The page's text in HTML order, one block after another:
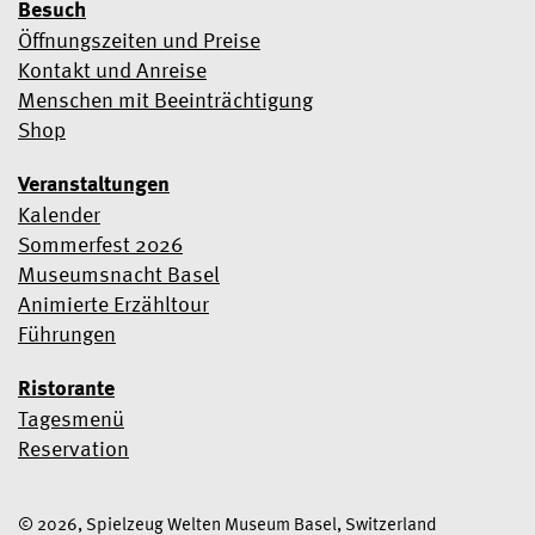
Besuch
Öffnungszeiten und Preise
Kontakt und Anreise
Menschen mit Beeinträchtigung
Shop
Veranstaltungen
Kalender
Sommerfest 2026
Museumsnacht Basel
Animierte Erzähltour
Führungen
Ristorante
Tagesmenü
Reservation
© 2026, Spielzeug Welten Museum Basel, Switzerland